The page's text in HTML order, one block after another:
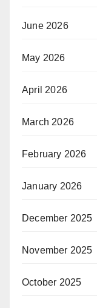
June 2026
May 2026
April 2026
March 2026
February 2026
January 2026
December 2025
November 2025
October 2025